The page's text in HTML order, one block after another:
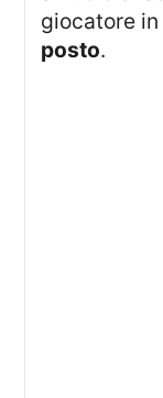
giocatore
posto.